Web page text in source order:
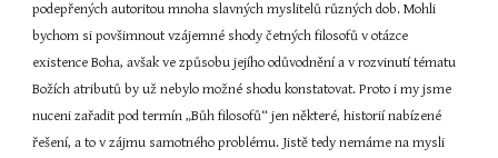
podepřených autoritou mnoha slavných myslitelů různých dob. Mohli
bychom si povšimnout vzájemné shody četných filosofů v otázce
existence Boha, avšak ve způsobu jejího odůvodnění a v rozvinutí tématu
Božích atributů by už nebylo možné shodu konstatovat. Proto i my jsme
nuceni zařadit pod termín „Bůh filosofů“ jen některé, historií nabízené
řešení, a to v zájmu samotného problému. Jistě tedy nemáme na mysli